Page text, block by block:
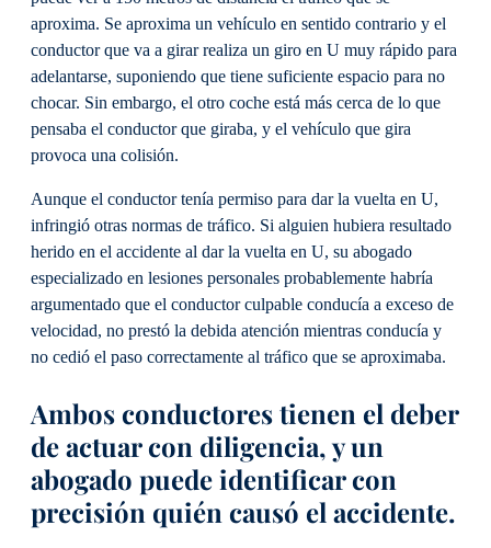
aproxima. Se aproxima un vehículo en sentido contrario y el
conductor que va a girar realiza un giro en U muy rápido para
adelantarse, suponiendo que tiene suficiente espacio para no
chocar. Sin embargo, el otro coche está más cerca de lo que
pensaba el conductor que giraba, y el vehículo que gira
provoca una colisión.
Aunque el conductor tenía permiso para dar la vuelta en U,
infringió otras normas de tráfico. Si alguien hubiera resultado
herido en el accidente al dar la vuelta en U, su abogado
especializado en lesiones personales probablemente habría
argumentado que el conductor culpable conducía a exceso de
velocidad, no prestó la debida atención mientras conducía y
no cedió el paso correctamente al tráfico que se aproximaba.
Ambos conductores tienen el deber
de actuar con diligencia, y un
abogado puede identificar con
precisión quién causó el accidente.